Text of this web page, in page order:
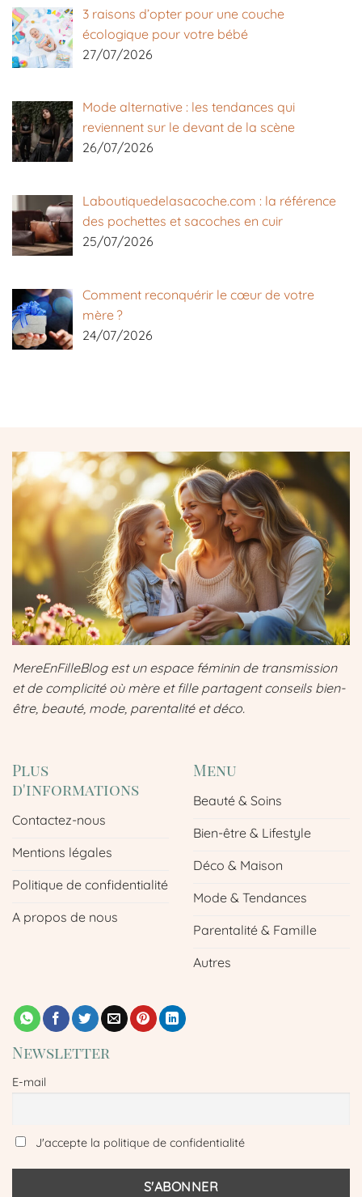
3 raisons d’opter pour une couche
écologique pour votre bébé
27/07/2026
Mode alternative : les tendances qui
reviennent sur le devant de la scène
26/07/2026
Laboutiquedelasacoche.com : la référence
des pochettes et sacoches en cuir
25/07/2026
Comment reconquérir le cœur de votre
mère ?
24/07/2026
MereEnFilleBlog est un espace féminin de transmission
et de complicité où mère et fille partagent conseils bien-
être, beauté, mode, parentalité et déco.
Plus
d'informations
Contactez-nous
Mentions légales
Politique de confidentialité
A propos de nous
Menu
Beauté & Soins
Bien-être & Lifestyle
Déco & Maison
Mode & Tendances
Parentalité & Famille
Autres
Newsletter
E-mail
J'accepte la politique de confidentialité